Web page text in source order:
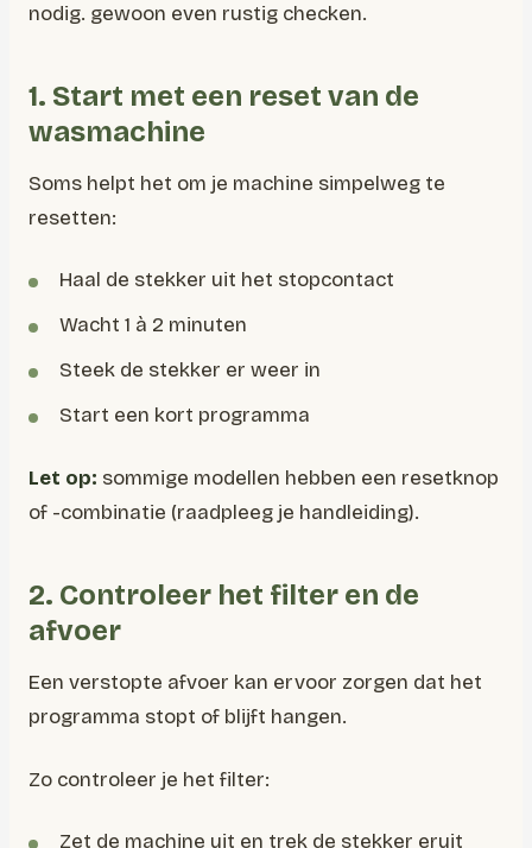
nodig. gewoon even rustig checken.
1. Start met een reset van de
wasmachine
Soms helpt het om je machine simpelweg te
resetten:
Haal de stekker uit het stopcontact
Wacht 1 à 2 minuten
Steek de stekker er weer in
Start een kort programma
Let op: sommige modellen hebben een resetknop
of -combinatie (raadpleeg je handleiding).
2. Controleer het filter en de
afvoer
Een verstopte afvoer kan ervoor zorgen dat het
programma stopt of blijft hangen.
Zo controleer je het filter:
Zet de machine uit en trek de stekker eruit